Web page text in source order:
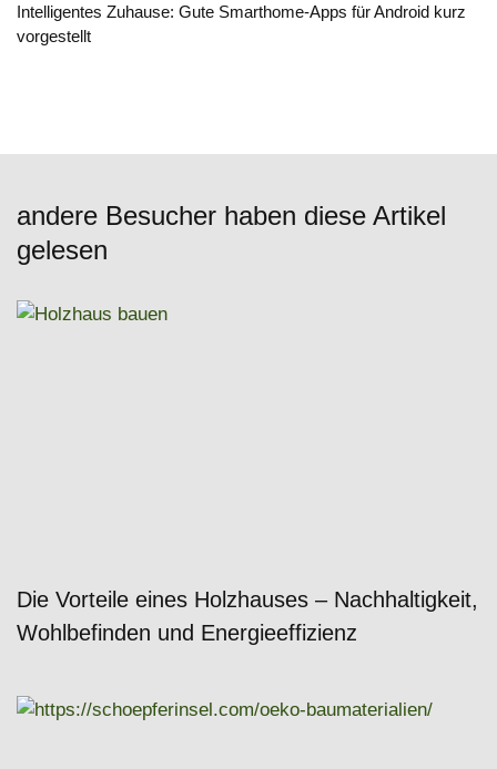
Intelligentes Zuhause: Gute Smarthome-Apps für Android kurz
vorgestellt
andere Besucher haben diese Artikel
gelesen
Die Vorteile eines Holzhauses – Nachhaltigkeit,
Wohlbefinden und Energieeffizienz